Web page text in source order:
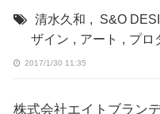
清水久和 , S&O
ザイン , アート , プロ
2017/1/30 11:35
株式会社エイトブラン